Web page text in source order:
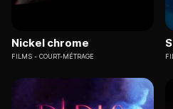
Nickel chrome
FILMS COURT-MÉTRAGE